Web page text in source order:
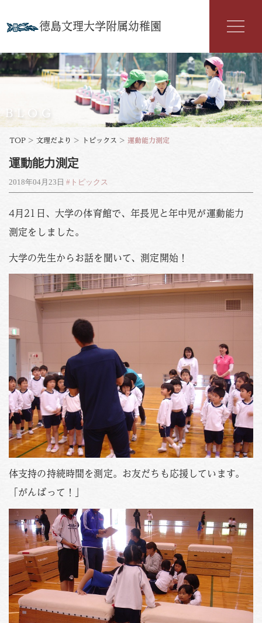
徳島文理大学附属幼稚園
幼稚園紹介
入園案内
年間行事
よくある質問
文理だより
お知らせ
アクセス
PHOTO
資料請求
お問い合わせはこちら
088-653-4941
受付時間
月〜金 / 9:00-18:00
土 / 9:00-12:00
BLOG
TOP > 文理だより > トピックス > 運動能力測定
運動能力測定
2018年04月23日 #トピックス
4月21日、大学の体育館で、年長児と年中児が運動能力
測定をしました。
大学の先生からお話を聞いて、測定開始！
体支持の持続時間を測定。お友だちも応援しています。
「がんばって！」